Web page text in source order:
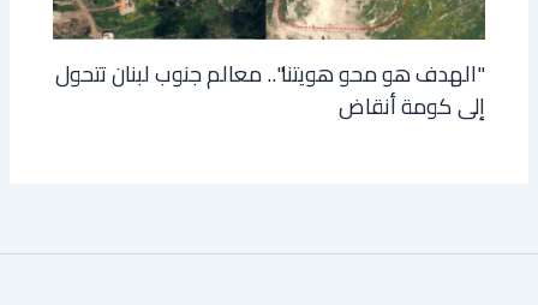
"الهدف هو محو هويتنا".. معالم جنوب لبنان تتحول
إلى كومة أنقاض